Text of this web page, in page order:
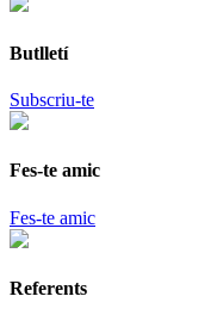
Butlletí
Subscriu-te
Fes-te amic
Fes-te amic
Referents